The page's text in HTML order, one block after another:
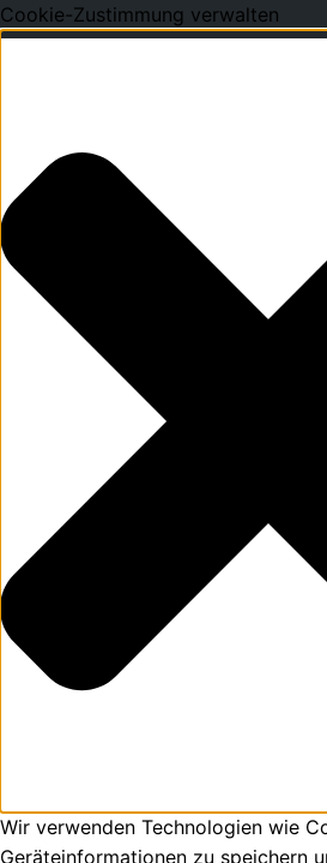
Cookie-Zustimmung verwalten
Wir verwenden Technologien wie
Geräteinformationen zu speichern